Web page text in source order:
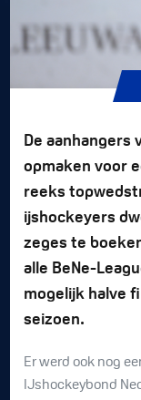
De aanhangers
opmaken voor
reeks
ijshockeyers
zeges te
alle BeNe-
mogelijk halve
seizoen.
Er werd ook nog
IJshockeybond